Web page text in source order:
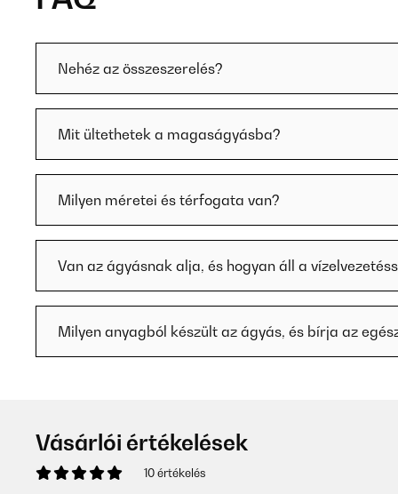
Nehéz az összeszerelés?
Mit ültethetek a magaságyásba?
Milyen méretei és térfogata van?
Van az ágyásnak alja, és hogyan áll a
Milyen anyagból készült az ágyás, és bírja az
Vásárlói értékelések
10 értékelés